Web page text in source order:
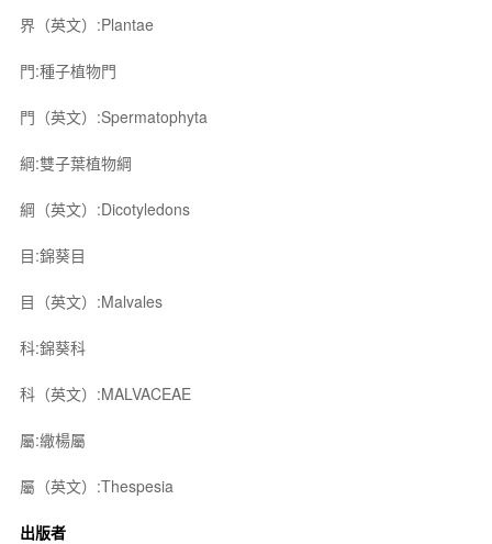
界（英文）:Plantae
門:種子植物門
門（英文）:Spermatophyta
綱:雙子葉植物綱
綱（英文）:Dicotyledons
目:錦葵目
目（英文）:Malvales
科:錦葵科
科（英文）:MALVACEAE
屬:繖楊屬
屬（英文）:Thespesia
出版者